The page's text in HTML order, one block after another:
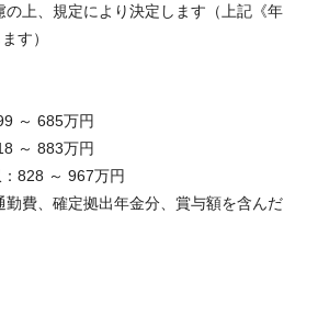
上、規定により決定します（上記《年
す）
～ 685万円
～ 883万円
828 ～ 967万円
、確定拠出年金分、賞与額を含んだ